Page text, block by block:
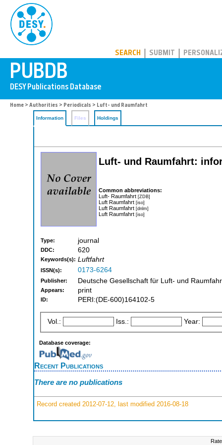
SEARCH SUBMIT
Home > Authorities > Periodicals > Luft- und Raumfahrt
Information Files Holdings
Luft- und Raumfahrt:
Common abbreviations:
Luft- Raumfahrt [ZDB]
Luft Raumfahrt [iso]
Luft Raumfahrt [dnlm]
Luft Raumfahrt [iso]
Type: journal
DDC: 620
Keywords(s): Luftfahrt
ISSN(s): 0173-6264
Publisher: Deutsche Gesellschaft für Luft- und
Appears: print
ID: PERI:(DE-600)164102-5
Vol.: Iss.: Year:
Database coverage:
Recent Publications
There are no publications
Record created 2012-07-12, last modified 2016-08-18